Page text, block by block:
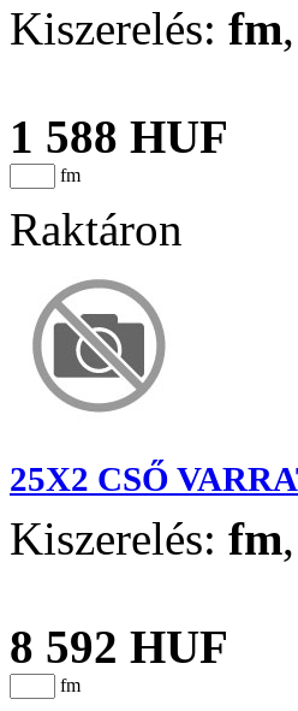
Kiszerelés: fm,
1 588 HUF
fm
Raktáron
25X2 CSŐ
Kiszerelés: fm,
8 592 HUF
fm